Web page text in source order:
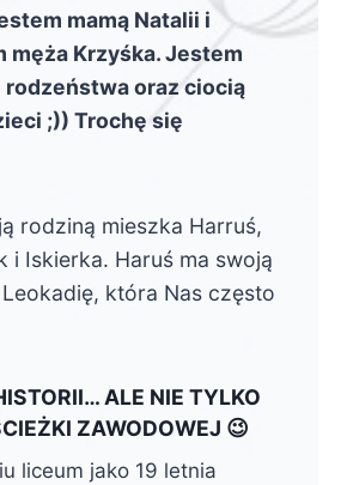
mamą Natalii i
męża Krzyśka. Jestem
oraz ciocią
;)) Trochę się
rodziną mieszka Harruś,
i Iskierka. Haruś ma swoją
która Nas często
ALE NIE TYLKO
ZAWODOWEJ 😉
liceum jako 19 letnia